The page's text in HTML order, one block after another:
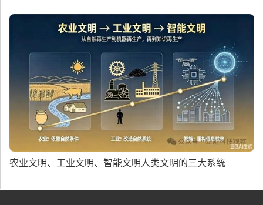
农业文明、工业文明、智能文明人类文明的三大系统